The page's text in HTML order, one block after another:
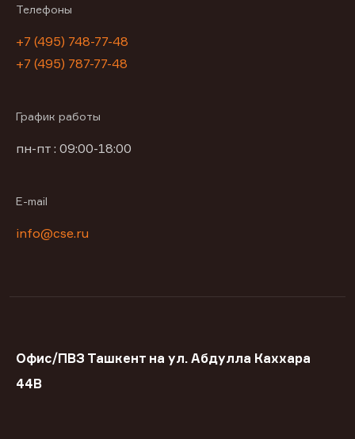
Телефоны
+7 (495) 748-77-48
+7 (495) 787-77-48
График работы
пн-пт : 09:00-18:00
E-mail
info@cse.ru
Офис/ПВЗ Ташкент на ул. Абдулла Каххара
44В